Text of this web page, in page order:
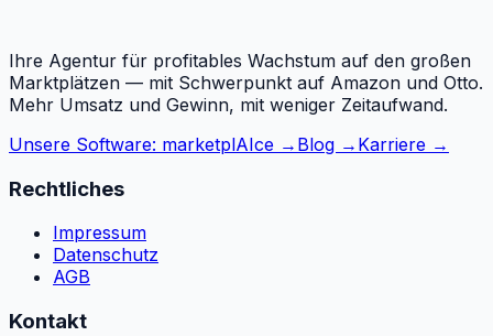
Ihre Agentur für profitables Wachstum auf den großen
Marktplätzen — mit Schwerpunkt auf Amazon und Otto.
Mehr Umsatz und Gewinn, mit weniger Zeitaufwand.
Unsere Software: marketplAIce → Blog → Karriere →
Rechtliches
Impressum
Datenschutz
AGB
Kontakt